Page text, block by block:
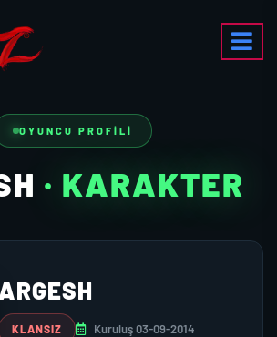
OYUNCU PROFILI
· KARAKTER
ARGESH
KLANSIZ Kuruluş 03-09-2014